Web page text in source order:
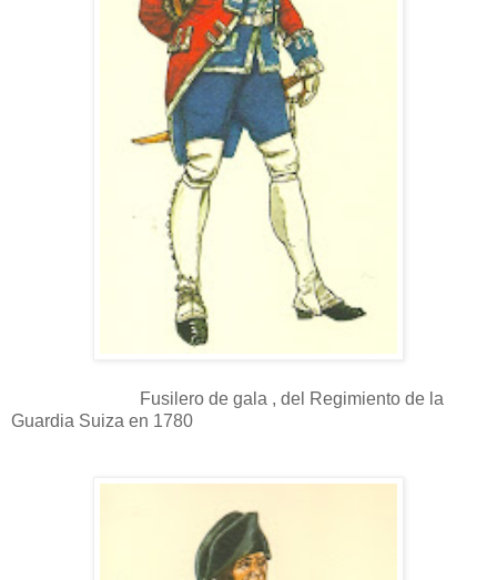
Fusilero de gala , del Regimiento de la
Guardia Suiza en 1780